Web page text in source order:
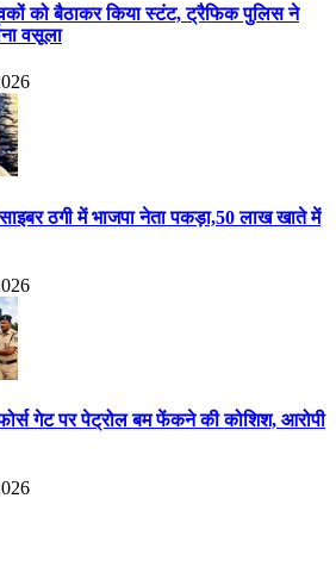
को बैठाकर किया स्टंट, ट्रैफिक पुलिस ने
वसूला
ठगी में भाजपा नेता पकड़ा,50 लाख खाते में
गेट पर पेट्रोल बम फेंकने की कोशिश, आरोपी